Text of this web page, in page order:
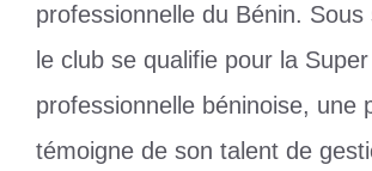
professionnelle du Bénin. Sous
le club se qualifie pour la
professionnelle béninoise, une
témoigne de son talent de